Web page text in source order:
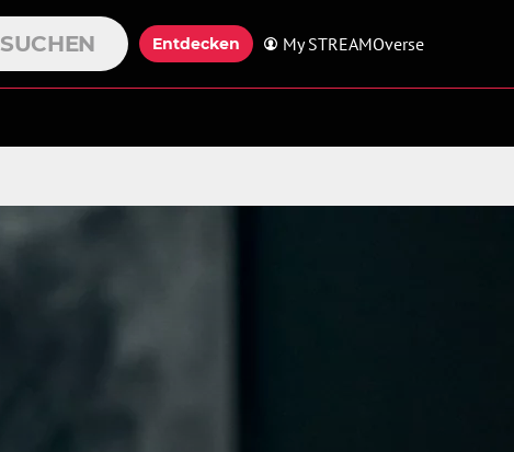
SUCHEN Entdecken My STREAMOverse